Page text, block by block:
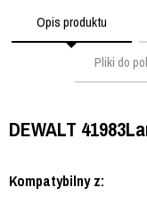
Opis produktu
Pliki do
DEWALT 41983
Kompatybilny z: